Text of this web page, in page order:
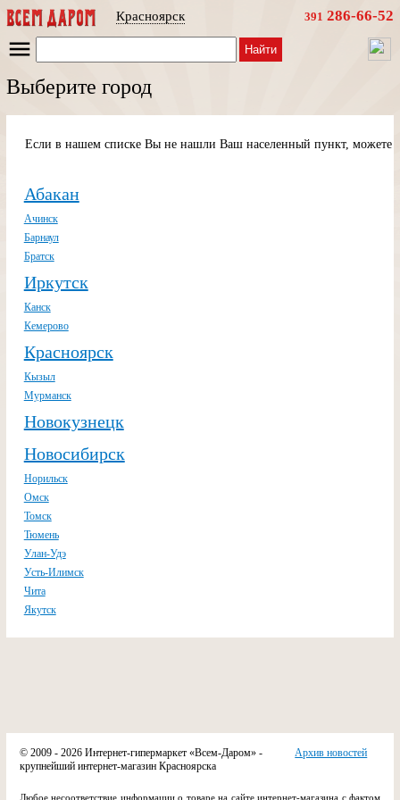
Красноярск 391 286-66-52
Найти
Выберите город
Если в нашем списке Вы не нашли Ваш населенный пункт, можете
Абакан
Ачинск
Барнаул
Братск
Иркутск
Канск
Кемерово
Красноярск
Кызыл
Мурманск
Новокузнецк
Новосибирск
Норильск
Омск
Томск
Тюмень
Улан-Удэ
Усть-Илимск
Чита
Якутск
Архив новостей
© 2009 - 2026 Интернет-гипермаркет «Всем-Даром» -
крупнейший интернет-магазин Красноярска
Любое несоответствие информации о товаре на сайте интернет-магазина с фактом